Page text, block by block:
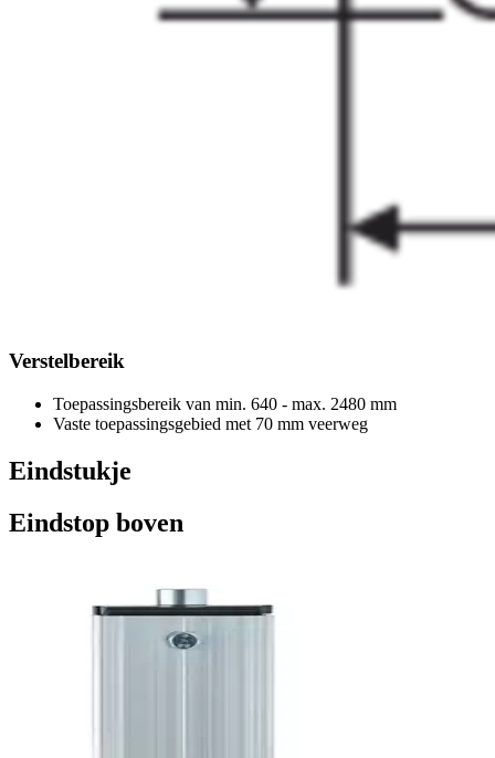
Verstelbereik
Toepassingsbereik van min. 640 - max. 2480 mm
Vaste toepassingsgebied met 70 mm veerweg
Eindstukje
Eindstop boven